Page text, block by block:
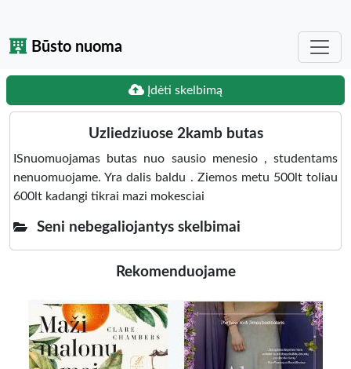
Būsto nuoma
Įdėti skelbimą
Uzliedziuose 2kamb butas
ISnuomuojamas butas nuo sausio menesio , studentams
nenuomuojame. Yra dalis baldu . Ziemos metu 500lt toliau
600lt kadangi tikrai mazi mokesciai
Seni nebegaliojantys skelbimai
Rekomenduojame